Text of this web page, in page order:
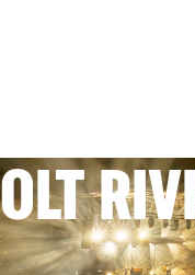
OLT